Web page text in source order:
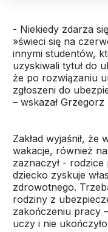
- Niekiedy zdarza
»świeci się na
innymi studentów,
uzyskiwali tytuł do
że po rozwiązaniu
zgłoszeni do
– wskazał
Zakład wyjaśnił,
wakacje, również
zaznaczył -
dziecko zyskuje
zdrowotnego.
rodziny z
zakończeniu pracy
uczy i nie